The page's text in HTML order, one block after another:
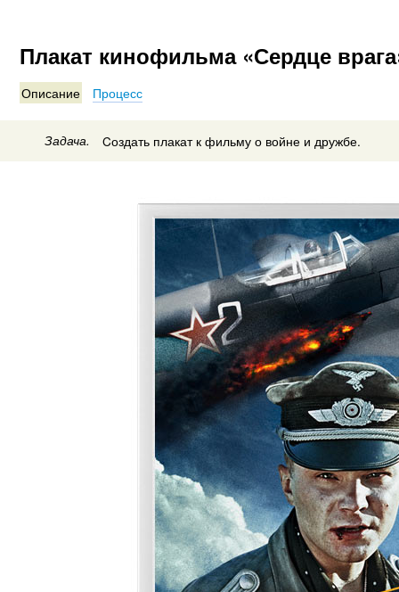
Плакат кинофильма «Сердце
Описание Процесс
Задача. Cоздать плакат к фильму о войне и дружбе.